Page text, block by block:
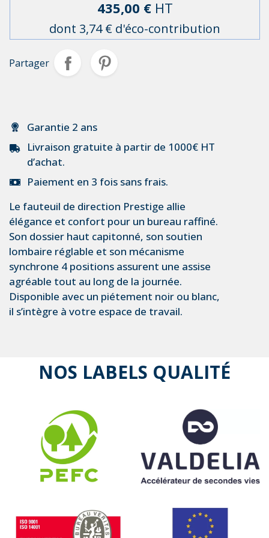
435,00 € HT
dont 3,74 € d'éco-contribution
Partager
Garantie 2 ans
Livraison gratuite à partir de 1000€ HT
d’achat.
Paiement en 3 fois sans frais.
Le fauteuil de direction Prestige allie
élégance et confort pour un bureau raffiné.
Son dossier haut capitonné, son soutien
lombaire réglable et son mécanisme
synchrone 4 positions assurent une assise
agréable tout au long de la journée.
Disponible avec un piétement noir ou blanc,
il s’intègre à votre espace de travail.
NOS LABELS QUALITÉ